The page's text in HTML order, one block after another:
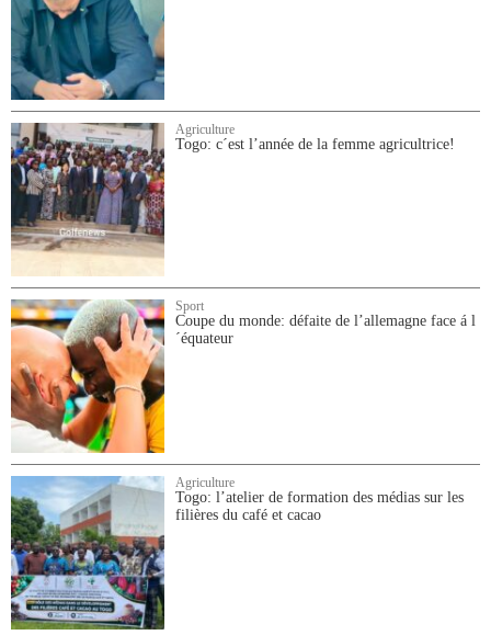
Agriculture
Togo: c´est l’année de la femme agricultrice!
Sport
Coupe du monde: défaite de l’allemagne face á l
´équateur
Agriculture
Togo: l’atelier de formation des médias sur les
filières du café et cacao